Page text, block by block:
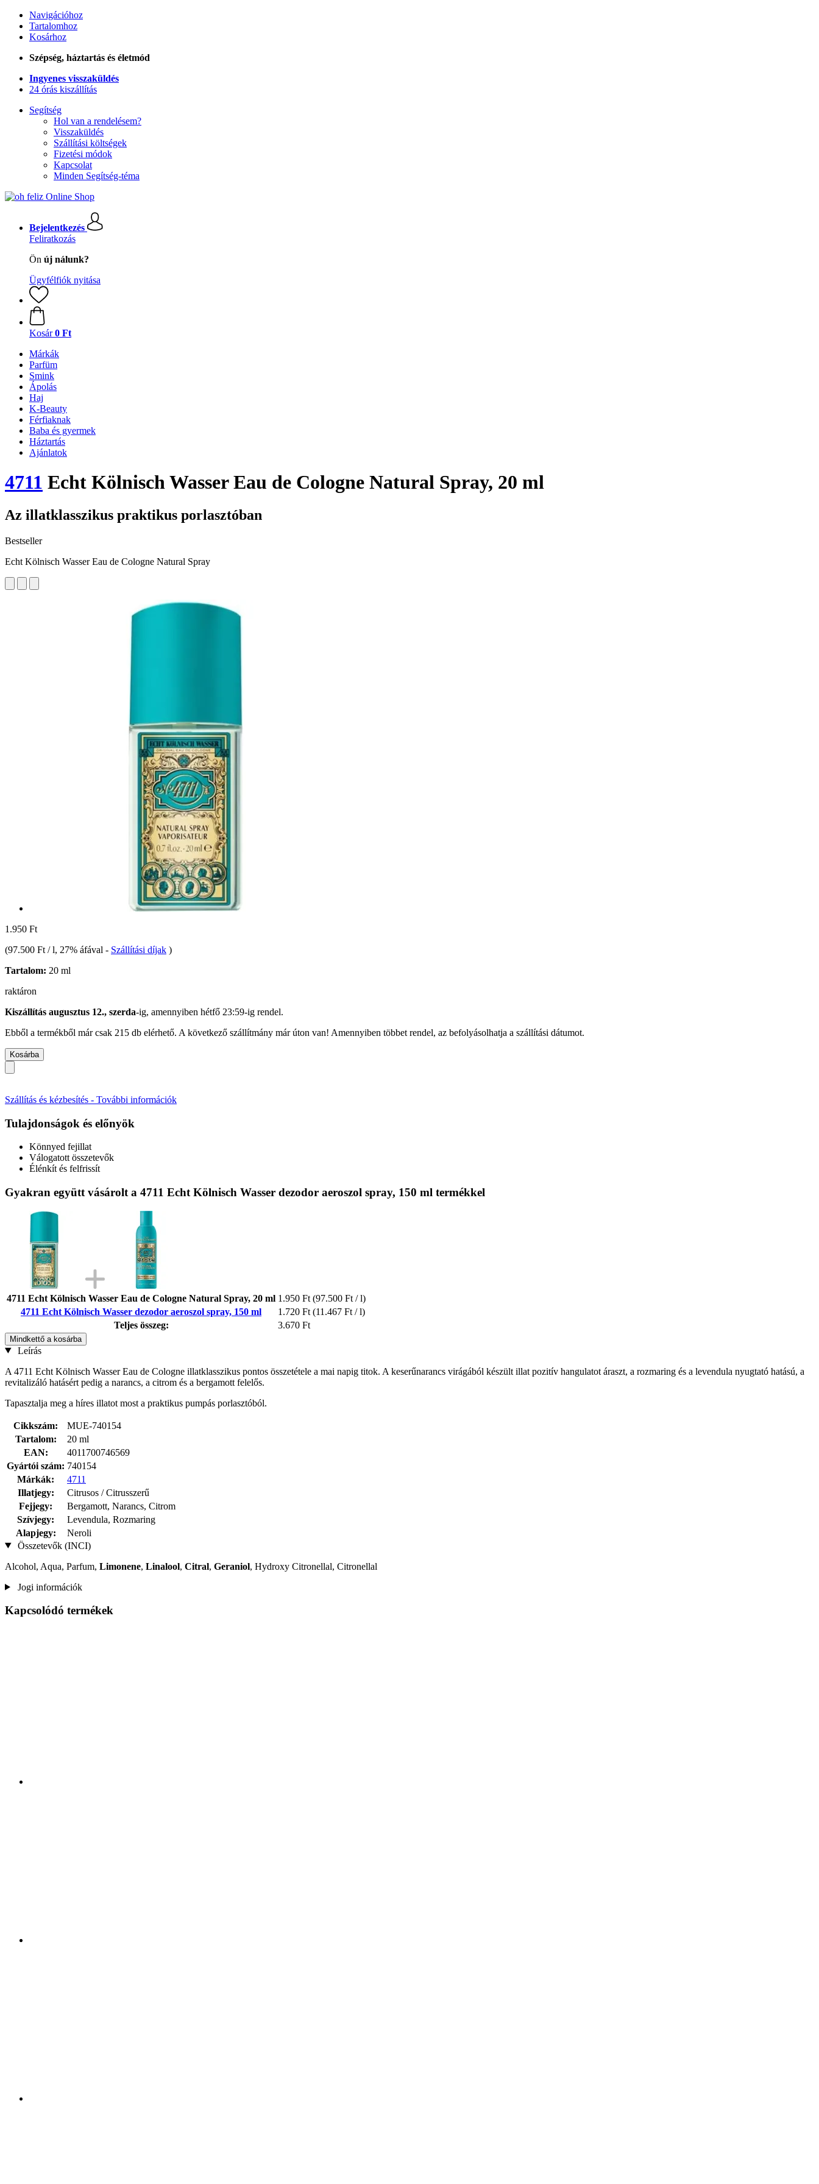
Navigációhoz
Tartalomhoz
Kosárhoz
Szépség, háztartás és életmód
Ingyenes visszaküldés
24 órás kiszállítás
Segítség
Hol van a rendelésem?
Visszaküldés
Szállítási költségek
Fizetési módok
Kapcsolat
Minden Segítség-téma
Bejelentkezés
Feliratkozás
Ön új nálunk?
Ügyfélfiók nyitása
Kosár 0 Ft
Márkák
Parfüm
Smink
Ápolás
Haj
K-Beauty
Férfiaknak
Baba és gyermek
Háztartás
Ajánlatok
4711 Echt Kölnisch Wasser Eau de Cologne Natural Spray, 20 ml
Az illatklasszikus praktikus porlasztóban
Bestseller
Echt Kölnisch Wasser Eau de Cologne Natural Spray
1.950 Ft
(97.500 Ft / l, 27% áfával - Szállítási díjak )
Tartalom: 20 ml
raktáron
Kiszállítás augusztus 12., szerda-ig, amennyiben hétfő 23:59-ig rendel.
Ebből a termékből már csak 215 db elérhető. A következő szállítmány már úton van! Amennyiben többet rendel, az befolyásolhatja a szállítási dátumot.
Kosárba
Szállítás és kézbesítés - További információk
Tulajdonságok és előnyök
Könnyed fejillat
Válogatott összetevők
Élénkít és felfrissít
Gyakran együtt vásárolt a 4711 Echt Kölnisch Wasser dezodor aeroszol spray, 150 ml termékkel
4711 Echt Kölnisch Wasser Eau de Cologne Natural Spray, 20 ml 1.950 Ft (97.500 Ft / l)
4711 Echt Kölnisch Wasser dezodor aeroszol spray, 150 ml
1.720 Ft (11.467 Ft / l)
Teljes összeg:
3.670 Ft
Mindkettő a kosárba
Leírás
A 4711 Echt Kölnisch Wasser Eau de Cologne illatklasszikus pontos összetétele a mai napig titok. A keserűnarancs virágából készült illat pozitív hangulatot áraszt, a rozmaring és a levendula nyugtató hatású, a
revitalizáló hatásért pedig a narancs, a citrom és a bergamott felelős.
Tapasztalja meg a híres illatot most a praktikus pumpás porlasztóból.
Cikkszám:
MUE-740154
Tartalom:
20 ml
EAN:
4011700746569
Gyártói szám: 740154
Márkák:
4711
Illatjegy:
Citrusos / Citrusszerű
Fejjegy:
Bergamott, Narancs, Citrom
Szívjegy:
Levendula, Rozmaring
Alapjegy:
Neroli
Összetevők (INCI)
Alcohol, Aqua, Parfum, Limonene, Linalool, Citral, Geraniol, Hydroxy Citronellal, Citronellal
Jogi információk
Kapcsolódó termékek